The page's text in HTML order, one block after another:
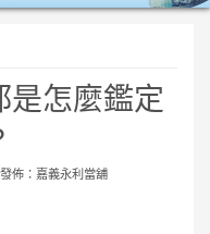
是怎麼鑑定
佈： 嘉義永利當舖